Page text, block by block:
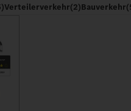
Verteilerverkehr(2)Bauverkehr